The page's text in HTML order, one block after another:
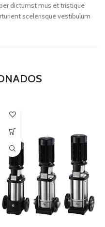
dictumst mus et tristique
scelerisque vestibulum